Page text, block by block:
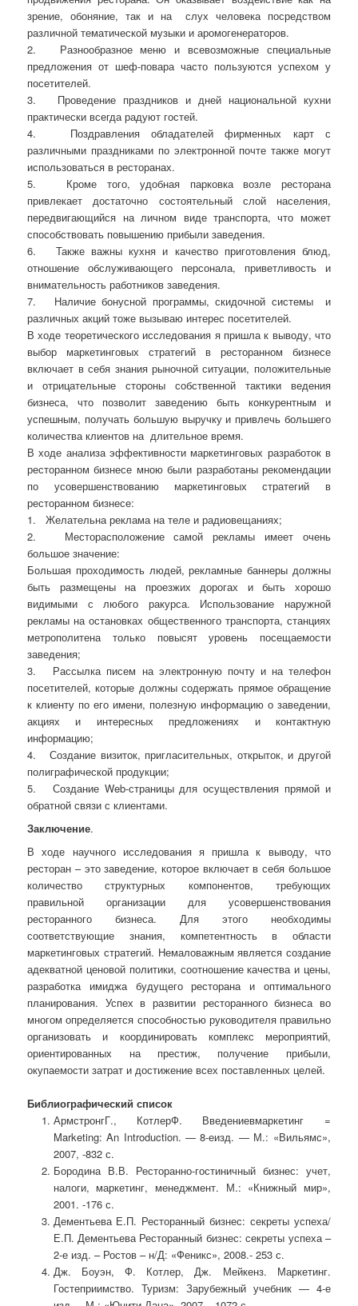
зрение, обоняние, так и на
слух человека посредством
различной тематической музыки и аромогенераторов.
2.
Разнообразное меню и всевозможные специальные
предложения от шеф-повара часто пользуются успехом у
посетителей.
3.
Проведение праздников и дней национальной кухни
практически всегда радуют гостей.
4.
Поздравления обладателей фирменных карт с
различными праздниками по электронной почте также могут
использоваться в ресторанах.
5.
Кроме того, удобная парковка возле ресторана
привлекает достаточно состоятельный слой населения,
передвигающийся на личном виде транспорта, что может
способствовать повышению прибыли заведения.
6.
Также важны кухня и качество приготовления блюд,
отношение обслуживающего персонала, приветливость и
внимательность работников заведения.
7.
Наличие бонусной программы, скидочной системы
и
различных акций тоже вызываю интерес посетителей.
В ходе теоретического исследования я пришла к выводу, что
выбор маркетинговых стратегий в ресторанном бизнесе
включает в себя знания рыночной ситуации, положительные
и отрицательные стороны собственной тактики ведения
бизнеса, что позволит заведению быть конкурентным и
успешным, получать большую выручку и привлечь большего
количества клиентов на длительное время.
В ходе анализа эффективности маркетинговых разработок в
ресторанном бизнесе мною были разработаны рекомендации
по усовершенствованию маркетинговых стратегий в
ресторанном бизнесе:
1.
Желательна реклама на теле и радиовещаниях;
2.
Месторасположение самой рекламы имеет очень
большое значение:
Большая проходимость людей, рекламные баннеры должны
быть размещены на проезжих дорогах и быть хорошо
видимыми с любого ракурса. Использование наружной
рекламы на остановках общественного транспорта, станциях
метрополитена только повысят уровень посещаемости
заведения;
3.
Рассылка писем на электронную почту и на телефон
посетителей, которые должны содержать прямое обращение
к клиенту по его имени, полезную информацию о заведении,
акциях и интересных предложениях и контактную
информацию;
4.
Создание визиток, пригласительных, открыток, и другой
полиграфической продукции;
5.
Создание Web-страницы для осуществления прямой и
обратной связи с клиентами.
Заключение.
В ходе научного исследования я пришла к выводу, что
ресторан – это заведение, которое включает в себя большое
количество структурных компонентов, требующих
правильной организации для усовершенствования
ресторанного бизнеса. Для этого необходимы
соответствующие знания, компетентность в области
маркетинговых стратегий. Немаловажным является создание
адекватной ценовой политики, соотношение качества и цены,
разработка имиджа будущего ресторана и оптимального
планирования. Успех в развитии ресторанного бизнеса во
многом определяется способностью руководителя правильно
организовать и координировать комплекс мероприятий,
ориентированных на престиж, получение прибыли,
окупаемости затрат и достижение всех поставленных целей.
Библиографический список
АрмстронгГ., КотлерФ. Введениевмаркетинг =
Marketing: An Introduction. — 8-еизд. — М.: «Вильямс»,
2007, -832 с.
Бородина В.В. Ресторанно-гостиничный бизнес: учет,
налоги, маркетинг, менеджмент. М.: «Книжный мир»,
2001. -176 с.
Дементьева Е.П. Ресторанный бизнес: секреты успеха/
Е.П. Дементьева Ресторанный бизнес: секреты успеха –
2-е изд. – Ростов – н/Д: «Феникс», 2008.- 253 с.
Дж. Боуэн, Ф. Котлер, Дж. Мейкенз. Маркетинг.
Гостеприимство. Туризм: Зарубежный учебник — 4-е